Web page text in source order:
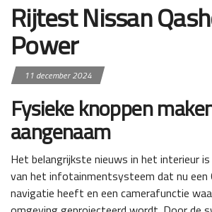
Rijtest Nissan
Power
11 december 2024
Fysieke knoppen
aangenaam
Het belangrijkste nieuws in het interieur
van het infotainmentsysteem dat nu een
navigatie heeft en een camerafunctie